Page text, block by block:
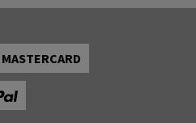
MASTERCARD